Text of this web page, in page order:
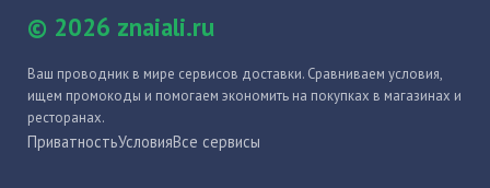
© 2026 znaiali.ru
Ваш проводник в мире сервисов доставки. Сравниваем условия,
ищем промокоды и помогаем экономить на покупках в магазинах и
ресторанах.
ПриватностьУсловияВсе сервисы